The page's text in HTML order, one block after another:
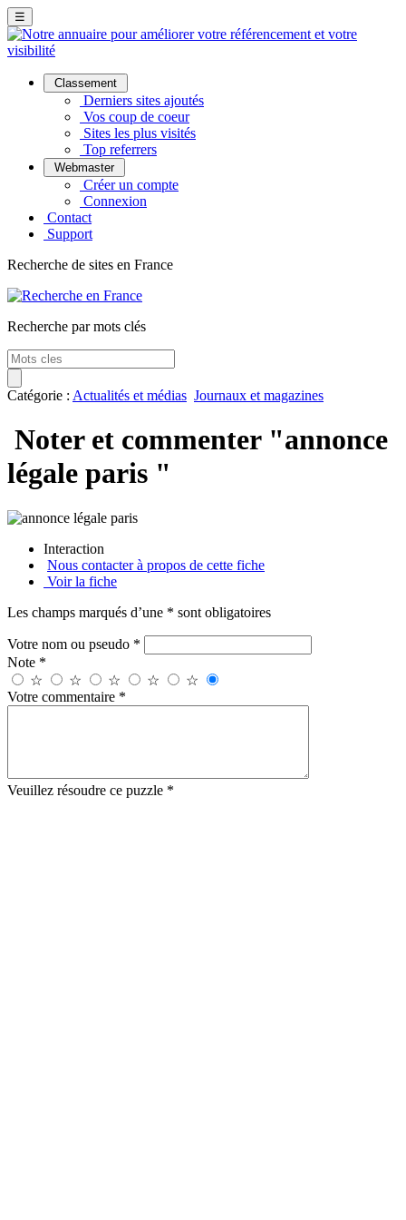
☰
Classement
Derniers sites ajoutés
Vos coup de coeur
Sites les plus visités
Top referrers
Webmaster
Créer un compte
Connexion
Contact
Support
Recherche de sites en France
Recherche par mots clés
Catégorie : Actualités et médias Journaux et magazines
Noter et commenter "annonce
légale paris "
Interaction
Nous contacter à propos de cette fiche
Voir la fiche
Les champs marqués d’une * sont obligatoires
Votre nom ou pseudo *
Note *
☆
☆ ☆ ☆
☆
Votre commentaire *
Veuillez résoudre ce puzzle *